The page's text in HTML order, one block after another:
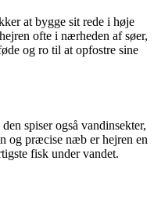
at bygge sit rede i høje
ofte i nærheden af søer,
og ro til at opfostre sine
spiser også vandinsekter,
og præcise næb er hejren en
fisk under vandet.